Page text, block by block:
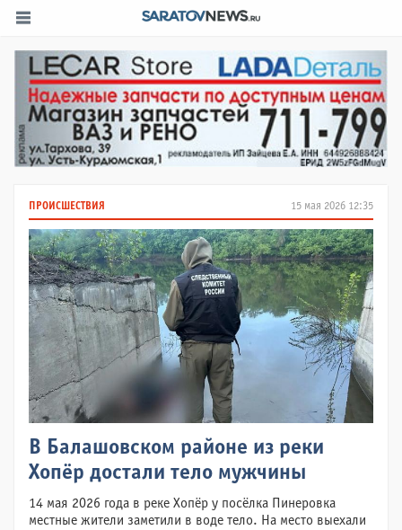
15 мая 2026 12:35
ПРОИСШЕСТВИЯ
В Балашовском районе из реки
Хопёр достали тело мужчины
14 мая 2026 года в реке Хопёр у посёлка Пинеровка
местные жители заметили в воде тело. На место выехали